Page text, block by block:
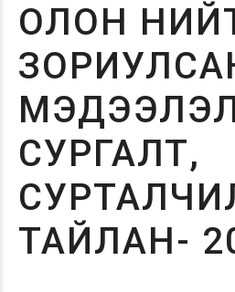
ОЛОН
СУРГАЛТ,
ТАЙЛАН-